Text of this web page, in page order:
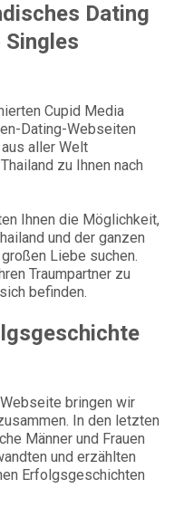
Dating
Cupid Media
Dating-Webseiten
aller Welt
zu Ihnen nach
Ihnen die Möglichkeit,
und der ganzen
Liebe suchen.
Traumpartner zu
befinden.
bringen wir
In den letzten
Männer und Frauen
und erzählten
Erfolgsgeschichten